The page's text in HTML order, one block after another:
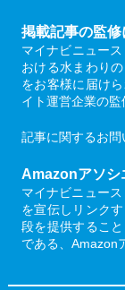
掲載記事の監修
マイナビニュー
おける水まわり
をお客様に届け
イト運営企業の監
記事に関するお問
Amazonアソシ
マイナビニュー
を宣伝しリンク
段を提供するこ
である、Amazon